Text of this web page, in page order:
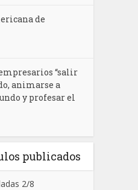
de
“salir
animarse a
y profesar el
publicados
2/8